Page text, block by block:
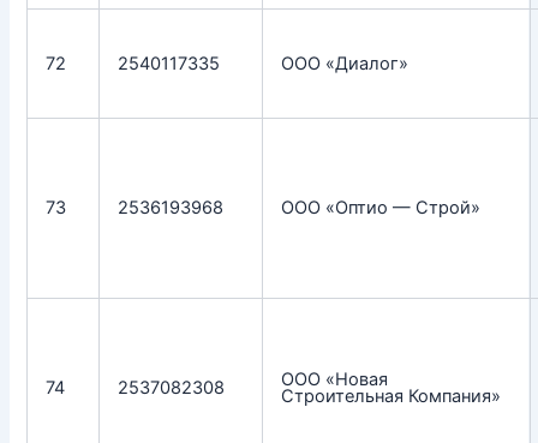
72 2540117335 ООО «Диалог»
73 2536193968 ООО «Оптио — Строй»
74 2537082308 ООО «Новая
Строительная Компания»